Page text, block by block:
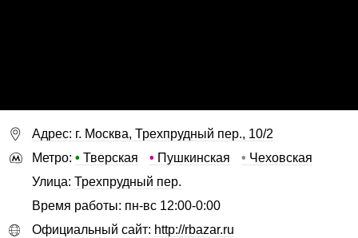
Адрес: г. Москва, Трехпрудный пер., 10/2
Метро: • Тверская • Пушкинская • Чеховская
Улица: Трехпрудный пер.
Время работы: пн-вс 12:00-0:00
Официальный сайт: http://rbazar.ru